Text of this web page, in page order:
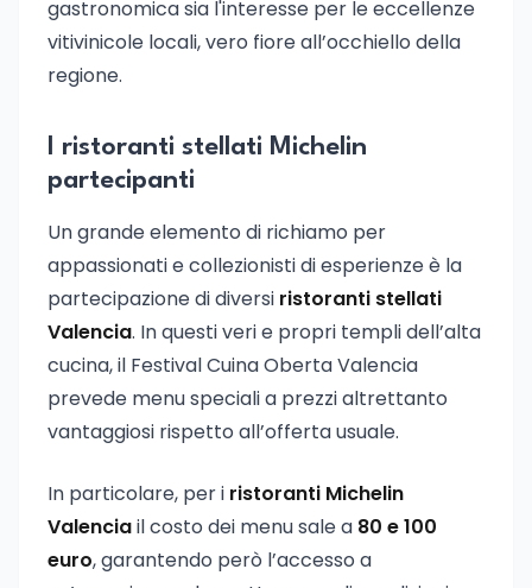
gastronomica sia l'interesse per le eccellenze
vitivinicole locali, vero fiore all’occhiello della
regione.
I ristoranti stellati Michelin
partecipanti
Un grande elemento di richiamo per
appassionati e collezionisti di esperienze è la
partecipazione di diversi ristoranti stellati
Valencia. In questi veri e propri templi dell’alta
cucina, il Festival Cuina Oberta Valencia
prevede menu speciali a prezzi altrettanto
vantaggiosi rispetto all’offerta usuale.
In particolare, per i ristoranti Michelin
Valenciail costo dei menu sale a 80 e 100
euro, garantendo però l’accesso a